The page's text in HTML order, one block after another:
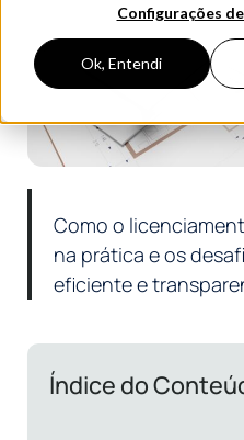
Configurações
Ok, Entendi
Como o
na prática e os
eficiente e
Índice do